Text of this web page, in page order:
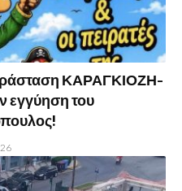
ΚΑΡΑΓΚΙΟΖΗ-
εγγύηση του